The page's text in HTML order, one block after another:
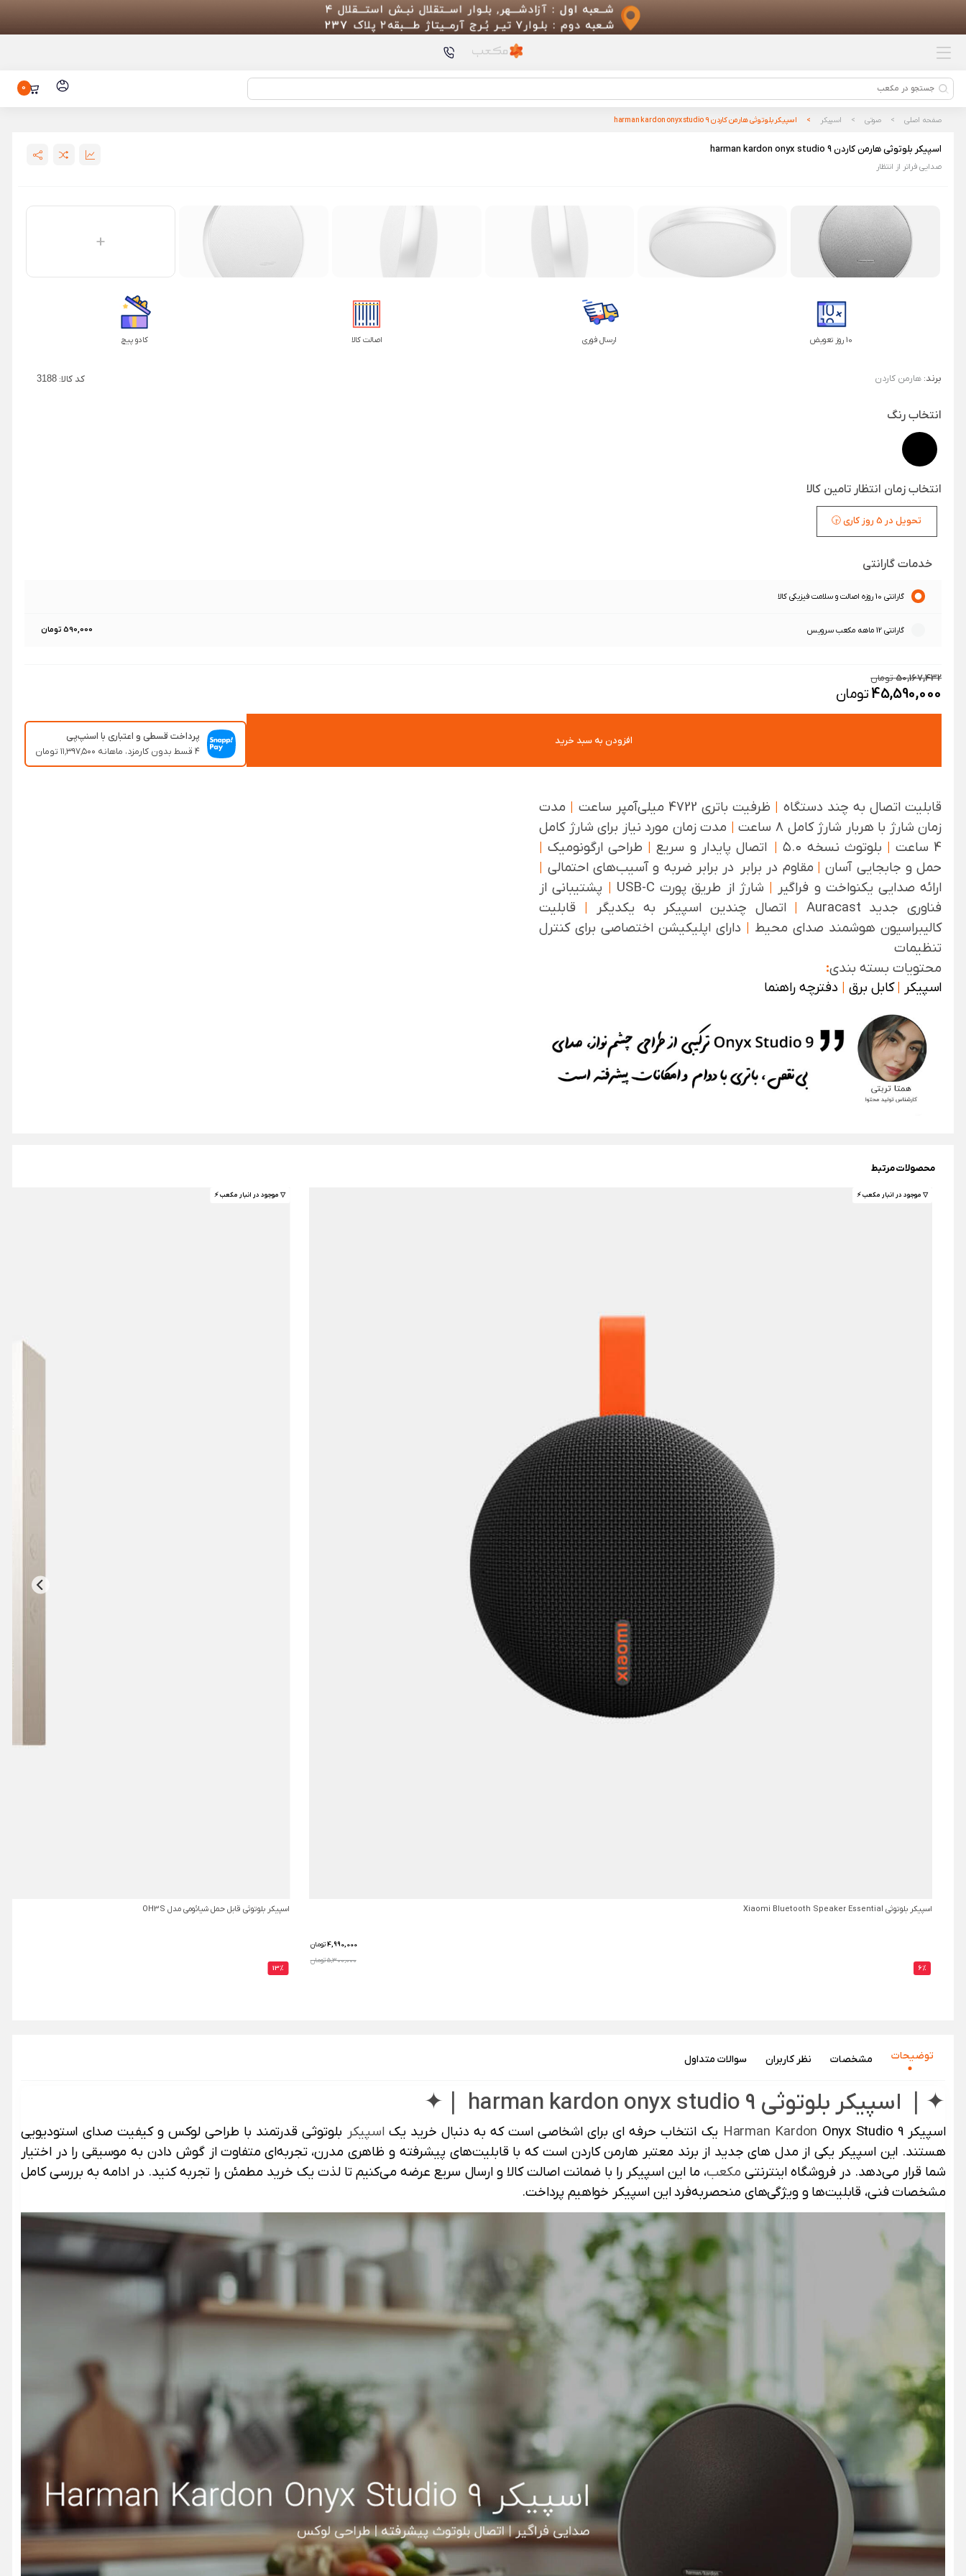
محصولات پیشنهادی
ست ماوس و کیبورد سایلنت وایرلس
کیت ماشین اصلاح شیائومی مدل
کتری برقی شیائومی مدل Mijia Electric
محصولات پیشنهادی
هولدر و شارژر وایرلس شیائومی 20
چراغ خواب پاندا خوابالو سیلیکونی
کیت ماشین اصلاح شیائومی مدل
Electric Kettle N1
0
صفحه اصلی صوتی اسپیکر اسپیکر بلوتوثی هارمن کاردن harman kardon onyx studio 9
اسپیکر بلوتوثی هارمن کاردن harman kardon onyx studio 9
صدایی فراتر از انتظار
10 روز تعویض ارسال فوری اصالت کالا کادو پیچ
برند: هارمن کاردن کد کالا:3188
انتخاب رنگ
انتخاب زمان انتظار تامین کالا
تحویل در 5 روز کاری 🕞
خدمات گارانتی
گارانتی 10 روزه اصالت و سلامت فیزیکی کالا
گارانتی 12 ماهه مکعب سرویس 590,000 تومان
50,167,432تومان
45,590,000تومان
افزودن به سبد خرید پرداخت قسطی و اعتباری با اسنپ‌پی
۴ قسط بدون کارمزد، ماهانه ۱۱٬۳۹۷٬۵۰۰ تومان
قابلیت اتصال به چند دستگاه | ظرفیت باتری 4722 میلی‌آمپر ساعت | مدت
زمان شارژ با هربار شارژ کامل 8 ساعت
| مدت زمان مورد نیاز برای شارژ کامل
4 ساعت
| بلوتوث نسخه ۵.۰ | اتصال پایدار و سریع‌ | طراحی ارگونومیک |
حمل و جابجایی آسان | مقاوم در برابر در برابر ضربه و آسیب‌های احتمالی |
ارائه صدایی یکنواخت و فراگیر | شارژ از طریق پورت USB-C | پشتیبانی از
فناوری جدید Auracast
| اتصال چندین اسپیکر به یکدیگر | قابلیت
کالیبراسیون هوشمند صدای محیط | دارای اپلیکیشن اختصاصی برای کنترل
تنظیمات
محتویات بسته بندی:
اسپیکر |کابل برق | دفترچه راهنما
محصولات مرتبط
▽ موجود در انبار مکعب ⚡️
اسپیکر بلوتوثی Xiaomi Bluetooth Speaker Essential
4,990,000تومان
5,300,000 تومان
6%
▽ موجود در انبار مکعب ⚡️
اسپیکر بلوتوثی قابل حمل شیائومی مدل OH3S
13%
توضیحات مشخصات نظر‌ کاربران سوالات متداول
✦❘ اسپیکر بلوتوثی harman kardon onyx studio 9 ❘✦
اسپیکر Harman Kardon Onyx Studio 9 یک انتخاب حرفه ای برای اشخاصی است که به دنبال خرید یک اسپیکر بلوتوثی قدرتمند با طراحی لوکس و کیفیت صدای استودیویی
هستند. این اسپیکر یکی از مدل های جدید از برند معتبر هارمن کاردن است که با قابلیت‌های پیشرفته و ظاهری مدرن، تجربه‌ای متفاوت از گوش دادن به موسیقی را در اختیار
شما قرار می‌دهد. در فروشگاه اینترنتی مکعب، ما این اسپیکر را با ضمانت اصالت کالا و ارسال سریع عرضه می‌کنیم تا لذت یک خرید مطمئن را تجربه کنید. در ادامه به بررسی کامل
مشخصات فنی، قابلیت‌ها و ویژگی‌های منحصربه‌فرد این اسپیکر خواهیم پرداخت.